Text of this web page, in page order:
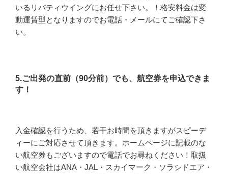
いるリバティウイングにお任せ下さい。！格安料金は変
動運賃型となりますのでお電話・メールにてご確認下さ
い。
5.ご出発の直前（90分前）でも、航空券を申込できま
す！
入金確認を行うため、若干お時間を頂きますがスピーデ
ィーにご対応させて頂きます。ホームページに記載のな
い航空券もございますので電話でお尋ねください！取扱
い航空会社はANA・JAL・スカイマーク・ソラシドエア・